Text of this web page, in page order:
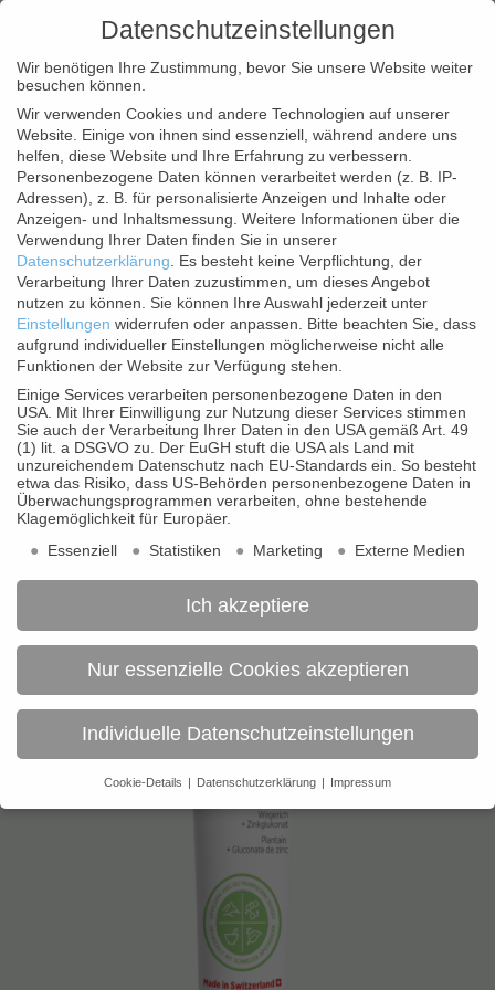
DERMAFORA Mattierendes
Fluid 40ml
Datenschutzeinstellungen
Wir benötigen Ihre Zustimmung, bevor Sie unsere Website weiter
besuchen können.
Wir verwenden Cookies und andere Technologien auf unserer
Website. Einige von ihnen sind essenziell, während andere uns
helfen, diese Website und Ihre Erfahrung zu verbessern.
Personenbezogene Daten können verarbeitet werden (z. B. IP-
Adressen), z. B. für personalisierte Anzeigen und Inhalte oder
Anzeigen- und Inhaltsmessung. Weitere Informationen über die
Verwendung Ihrer Daten finden Sie in unserer
Datenschutzerklärung
Es besteht keine Verpflichtung, der
Verarbeitung Ihrer Daten zuzustimmen, um dieses Angebot
nutzen zu können.
Sie können Ihre Auswahl jederzeit unter
Einstellungen widerrufen oder anpassen.
Bitte beachten Sie, dass
aufgrund individueller Einstellungen möglicherweise nicht alle
Funktionen der Website zur Verfügung stehen.
Einige Services verarbeiten personenbezogene Daten in den
USA. Mit Ihrer Einwilligung zur Nutzung dieser Services stimmen
Sie auch der Verarbeitung Ihrer Daten in den USA gemäß Art. 49
(1) lit. a DSGVO zu. Der EuGH stuft die USA als Land mit
unzureichendem Datenschutz nach EU-Standards ein. So besteht
etwa das Risiko, dass US-Behörden personenbezogene Daten in
Überwachungsprogrammen verarbeiten, ohne bestehende
Klagemöglichkeit für Europäer.
Essenziell
Statistiken Marketing Externe Medien
Ich akzeptiere
Nur essenzielle Cookies akzeptieren
Individuelle Datenschutzeinstellungen
Cookie-Details Datenschutzerklärung Impressum
Datenschutzeinstellungen
Wir verwenden Cookies und andere Technologien auf unserer
helfen, diese Website und Ihre Erfahrung zu verbessern.
Personenbezogene Daten können verarbeitet werden (z. B. IP-
Adressen), z. B. für personalisierte Anzeigen und Inhalte oder
Anzeigen- und Inhaltsmessung. Weitere Informationen über die
Verwendung Ihrer Daten finden Sie in unserer